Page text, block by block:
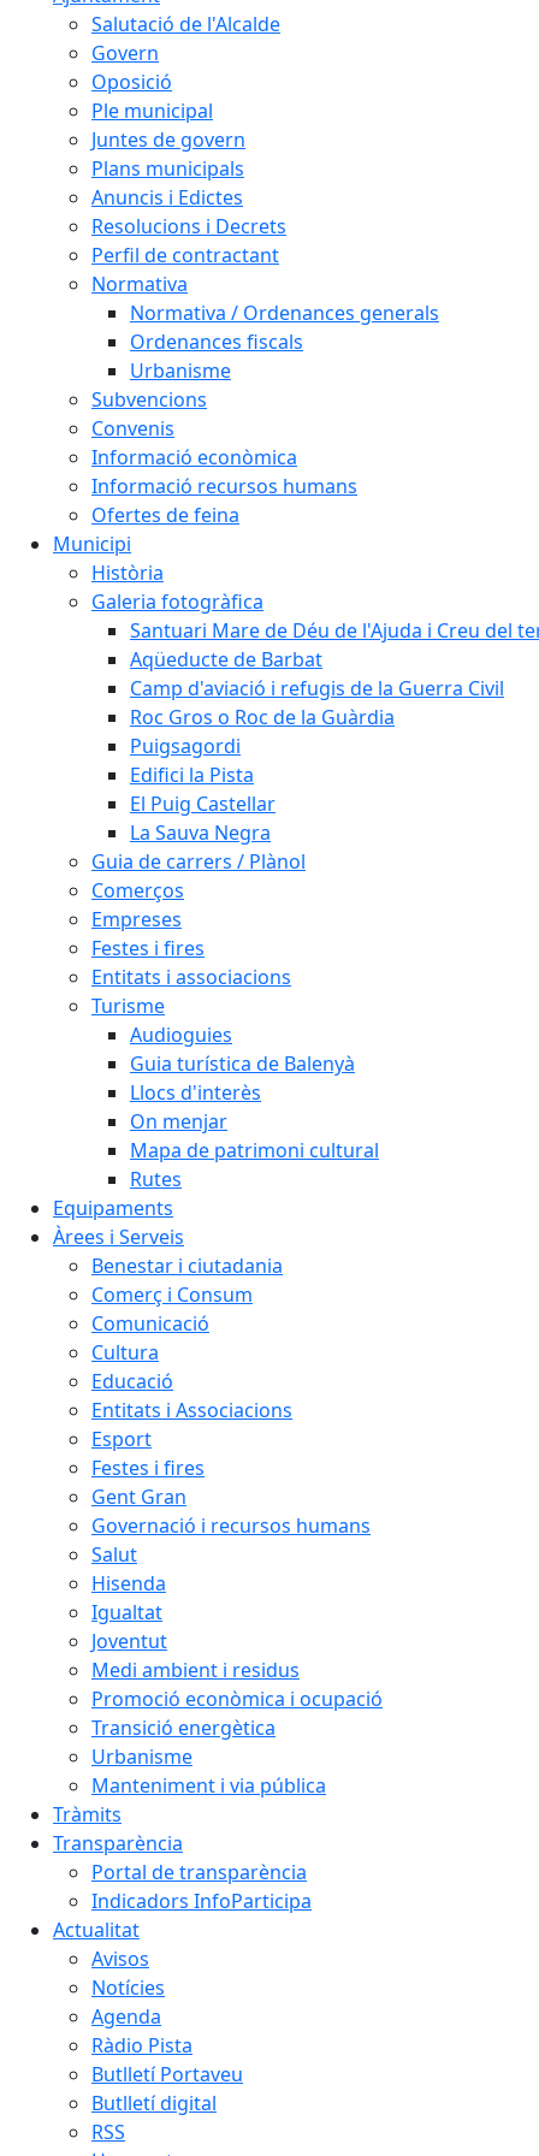
Salutació de l'Alcalde
Govern
Oposició
Ple municipal
Juntes de govern
Plans municipals
Anuncis i Edictes
Resolucions i Decrets
Perfil de contractant
Normativa
Normativa / Ordenances generals
Ordenances fiscals
Urbanisme
Subvencions
Convenis
Informació econòmica
Informació recursos humans
Ofertes de feina
Municipi
Història
Galeria fotogràfica
Santuari Mare de Déu de l'Ajuda i Creu del
Aqüeducte de Barbat
Camp d'aviació i refugis de la Guerra Civil
Roc Gros o Roc de la Guàrdia
Puigsagordi
Edifici la Pista
El Puig Castellar
La Sauva Negra
Guia de carrers / Plànol
Comerços
Empreses
Festes i fires
Entitats i associacions
Turisme
Audioguies
Guia turística de Balenyà
Llocs d'interès
On menjar
Mapa de patrimoni cultural
Rutes
Equipaments
Àrees i Serveis
Benestar i ciutadania
Comerç i Consum
Comunicació
Cultura
Educació
Entitats i Associacions
Esport
Festes i fires
Gent Gran
Governació i recursos humans
Salut
Hisenda
Igualtat
Joventut
Medi ambient i residus
Promoció econòmica i ocupació
Transició energètica
Urbanisme
Manteniment i via pública
Tràmits
Transparència
Portal de transparència
Indicadors InfoParticipa
Actualitat
Avisos
Notícies
Agenda
Ràdio Pista
Butlletí Portaveu
Butlletí digital
RSS